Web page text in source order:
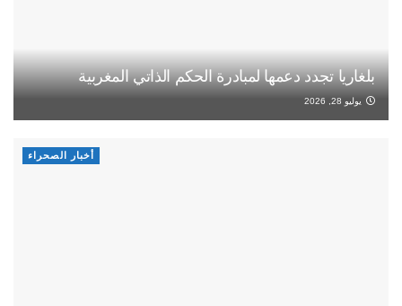
بلغاريا تجدد دعمها لمبادرة الحكم الذاتي المغربية
يوليو 28, 2026
أخبار الصحراء